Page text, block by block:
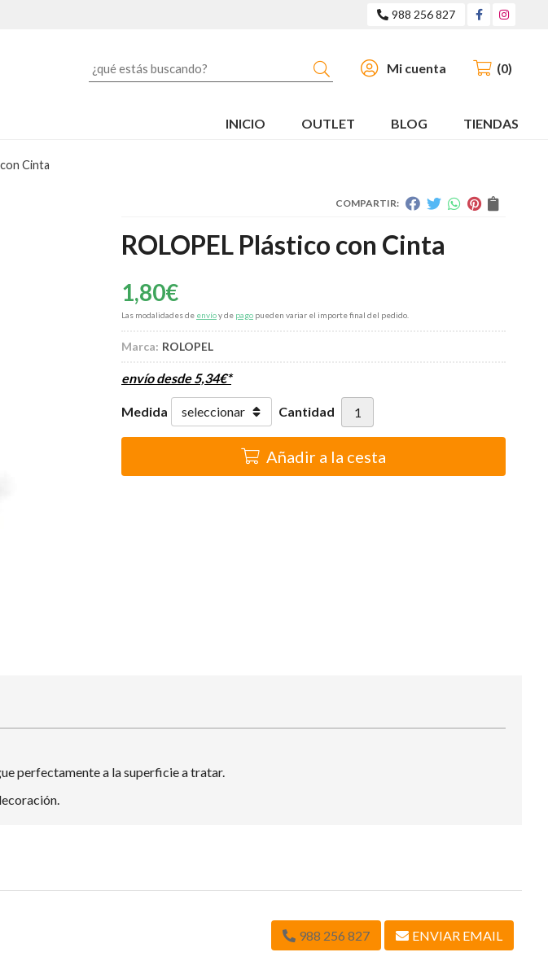
988 256 827
Buscar Mi cuenta 0
INICIO OUTLET BLOG TIENDAS
Cinta
COMPARTIR:
ROLOPEL Plástico con Cinta
1,80€
Las modalidades de envíoy de pago pueden variar el importe final del pedido.
Marca: ROLOPEL
envío desde 5,34€*
Medida Cantidad
Añadir a la cesta
perfectamente a la superficie a tratar.
988 256 827 ENVIAR EMAIL